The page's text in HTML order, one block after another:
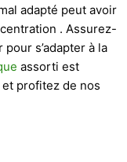
adapté peut avoir
. Assurez-
s’adapter à la
assorti est
profitez de nos